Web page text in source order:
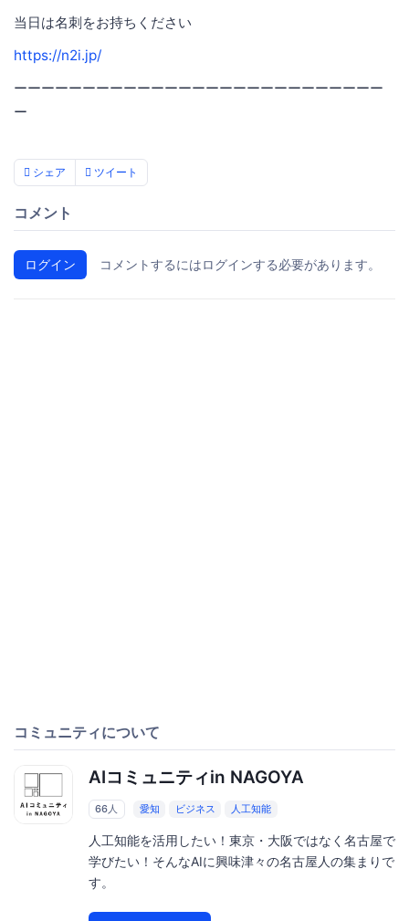
当日は名刺をお持ちください
https://n2i.jp/
ーーーーーーーーーーーーーーーーーーーーーーーーーーー
ー
シェア ツイート
コメント
ログイン コメントするにはログインする必要があります。
コミュニティについて
AIコミュニティin NAGOYA
66人 愛知 ビジネス 人工知能
人工知能を活用したい！東京・大阪ではなく名古屋で
学びたい！そんなAIに興味津々の名古屋人の集まりで
す。